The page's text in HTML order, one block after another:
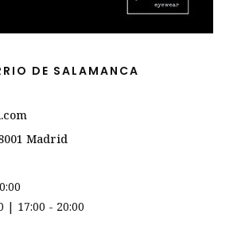
DE SALAMANCA
Madrid
| 17:00 - 20:00